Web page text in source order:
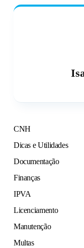
CNH
Dicas e Utilidades
Documentação
Finanças
IPVA
Licenciamento
Manutenção
Multas